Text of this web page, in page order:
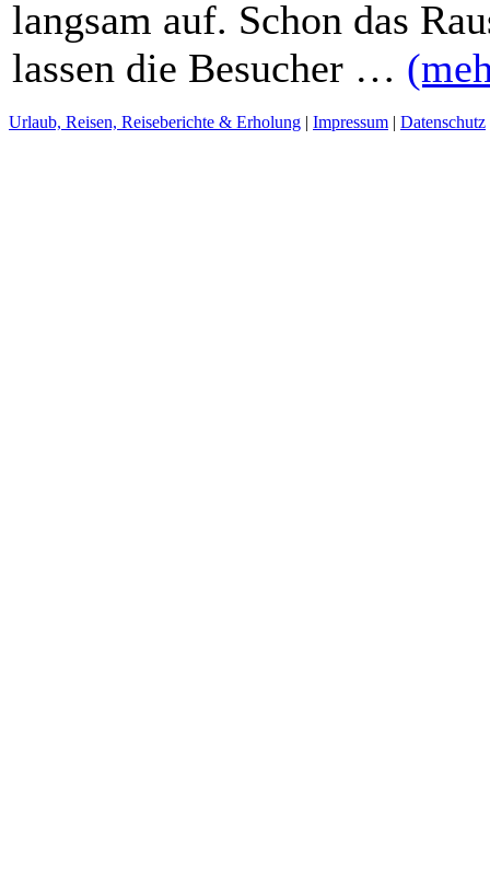
langsam auf. Schon das
lassen die Besucher …
Urlaub, Reisen, Reiseberichte & Erholung | Impressum | Datenschutz